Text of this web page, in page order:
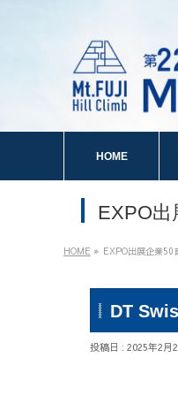
HOME
EXPO出
HOME » EXPO出展企業50
DT
投稿日 : 2025年2月